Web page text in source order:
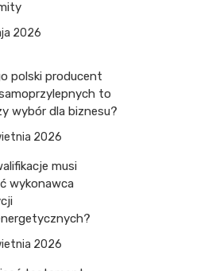
2026
polski producent
to
wybór dla biznesu?
2026
musi
wykonawca
2026